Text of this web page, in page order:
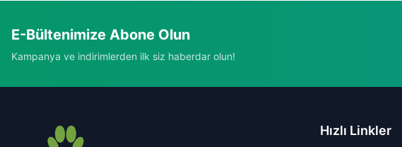
E-Bültenimize Abone Olun
Kampanya ve indirimlerden ilk siz haberdar olun!
Hızlı Linkler